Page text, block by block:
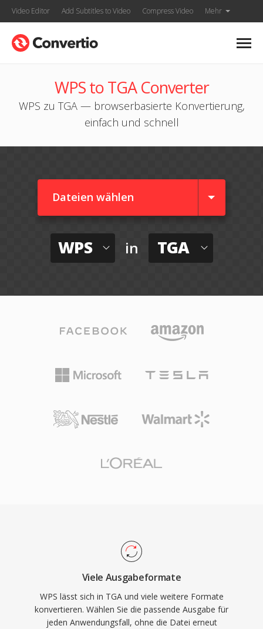
Video Editor Add Subtitles to Video Compress Video Mehr
WPS to TGA Converter
WPS zu TGA — browserbasierte Konvertierung,
einfach und schnell
Dateien wählen
WPS in TGA
Viele Ausgabeformate
WPS lässt sich in TGA und viele weitere Formate
konvertieren. Wählen Sie die passende Ausgabe für
jeden Anwendungsfall, ohne die Datei erneut